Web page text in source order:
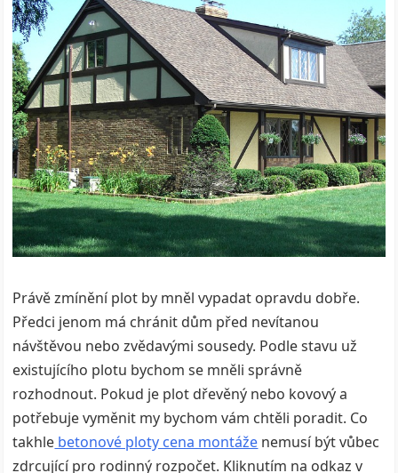
Právě zmínění plot by mněl vypadat opravdu dobře.
Předci jenom má chránit dům před nevítanou
návštěvou nebo zvědavými sousedy. Podle stavu už
existujícího plotu bychom se mněli správně
rozhodnout. Pokud je plot dřevěný nebo kovový a
potřebuje vyměnit my bychom vám chtěli poradit. Co
takhle betonové ploty cena montáže nemusí být vůbec
zdrcující pro rodinný rozpočet. Kliknutím na odkaz v